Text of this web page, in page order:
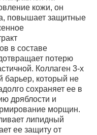
кожи, он
повышает защитные
в составе
потерю
Коллаген 3-х
барьер, который не
сохраняет ее в
дряблости и
морщин.
липидный
ее защиту от